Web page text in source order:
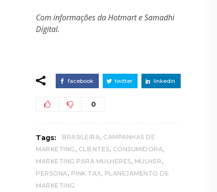
Com informações da Hotmart e Samadhi
Digital.
facebook twitter linkedin
0
Tags: BRASILEIRA, CAMPANHAS DE
MARKETING , CLIENTES, CONSUMIDORA,
MARKETING PARA MULHERES, MULHER ,
PERSONA, PINK TAX, PLANEJAMENTO DE
MARKETING